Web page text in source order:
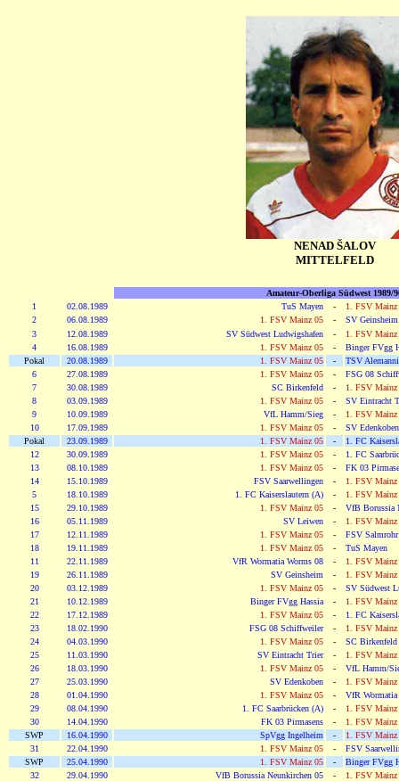
NENAD ŠALOV
MITTELFELD
Amateur-Oberliga Südwest 1989/
1
02.08.1989 TuS Mayen -
1. FSV Mainz
2
06.08.1989 1. FSV Mainz 05 -
SV Geinsheim
3
12.08.1989 SV Südwest Ludwigshafen -
1. FSV Mainz
4
16.08.1989 1. FSV Mainz 05 -
Binger FVgg
Pokal
20.08.1989 1. FSV Mainz 05 -
TSV
6
27.08.1989 1. FSV Mainz 05 -
FSG 08
7
30.08.1989 SC Birkenfeld -
1. FSV Mainz
8
03.09.1989 1. FSV Mainz 05 -
SV Eintracht
9
10.09.1989 VfL Hamm/Sieg -
1. FSV Mainz
10
17.09.1989 1. FSV Mainz 05 -
SV Edenkoben
Pokal
23.09.1989 1. FSV Mainz 05 -
1. FC
12
30.09.1989 1. FSV Mainz 05 -
1. FC
13
08.10.1989 1. FSV Mainz 05 -
FK 03
14
15.10.1989 FSV Saarwellingen -
1. FSV Mainz
5
18.10.1989 1. FC Kaiserslautern (A) -
1. FSV Mainz
15
29.10.1989 1. FSV Mainz 05 -
VfB Borussia
16
05.11.1989 SV Leiwen -
1. FSV Mainz
17
12.11.1989 1. FSV Mainz 05 -
FSV Salmrohr
18
19.11.1989 1. FSV Mainz 05 -
TuS Mayen
11
22.11.1989 VfR Wormatia Worms 08 -
1. FSV Mainz
19
26.11.1989 SV Geinsheim -
1. FSV Mainz
20
03.12.1989 1. FSV Mainz 05 -
SV Südwest
21
10.12.1989 Binger FVgg Hassia -
1. FSV Mainz
22
17.12.1989 1. FSV Mainz 05 -
1. FC
23
18.02.1990 FSG 08 Schiffweiler -
1. FSV Mainz
24
04.03.1990 1. FSV Mainz 05 -
SC Birkenfeld
25
11.03.1990 SV Eintracht Trier -
1. FSV Mainz
26
18.03.1990 1. FSV Mainz 05 -
VfL Hamm/
27
25.03.1990 SV Edenkoben -
1. FSV Mainz
28
01.04.1990 1. FSV Mainz 05 -
VfR Wormatia
29
08.04.1990 1. FC Saarbrücken (A) -
1. FSV Mainz
30
14.04.1990 FK 03 Pirmasens -
1. FSV Mainz
SWP
16.04.1990 SpVgg Ingelheim -
1. FSV Mainz
31
22.04.1990 1. FSV Mainz 05 -
FSV
SWP
25.04.1990 1. FSV Mainz 05 -
Binger FVgg
32
29.04.1990 VfB Borussia Neunkirchen 05 -
1. FSV Mainz